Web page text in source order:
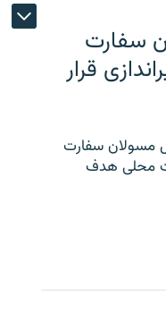
سفارت
قرار
مسولان سفارت
محلی هدف